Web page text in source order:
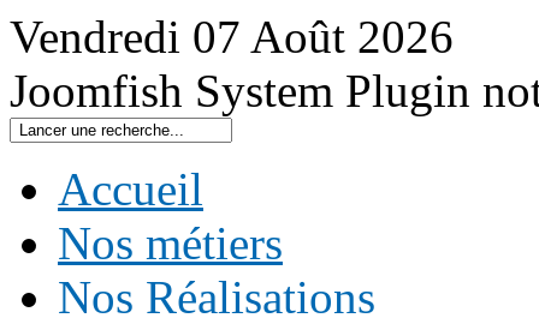
Vendredi 07 Août 2026
Joomfish System Plugin
Accueil
Nos métiers
Nos Réalisations